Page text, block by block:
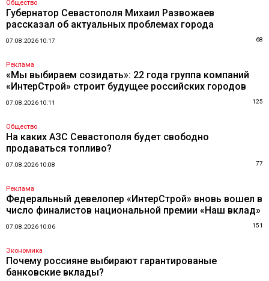
Общество
Губернатор Севастополя Михаил Развожаев
рассказал об актуальных проблемах города
07.08.2026 10:17 68
Реклама
«Мы выбираем созидать»: 22 года группа компаний
«ИнтерСтрой» строит будущее российских городов
07.08.2026 10:11 125
Общество
На каких АЗС Севастополя будет свободно
продаваться топливо?
07.08.2026 10:08 77
Реклама
Федеральный девелопер «ИнтерСтрой» вновь вошел в
число финалистов национальной премии «Наш вклад»
07.08.2026 10:06 151
Экономика
Почему россияне выбирают гарантированые
банковские вклады?